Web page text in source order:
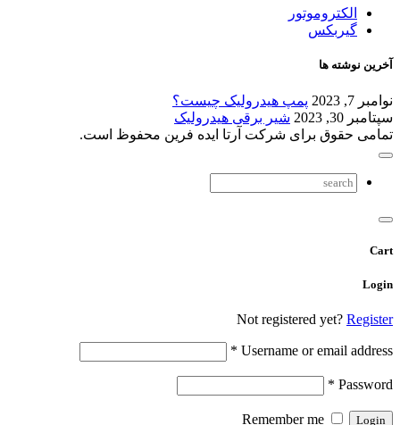
الکتروموتور
گیربکس
آخرین نوشته ها
نوامبر 7, 2023
پمپ هیدرولیک چیست؟
سپتامبر 30, 2023
شیر برقی هیدرولیک
تمامی حقوق برای شرکت آرتا ایده فرین محفوظ است.
Cart
Login
Not registered yet? Register
Username or email address
*
Password
*